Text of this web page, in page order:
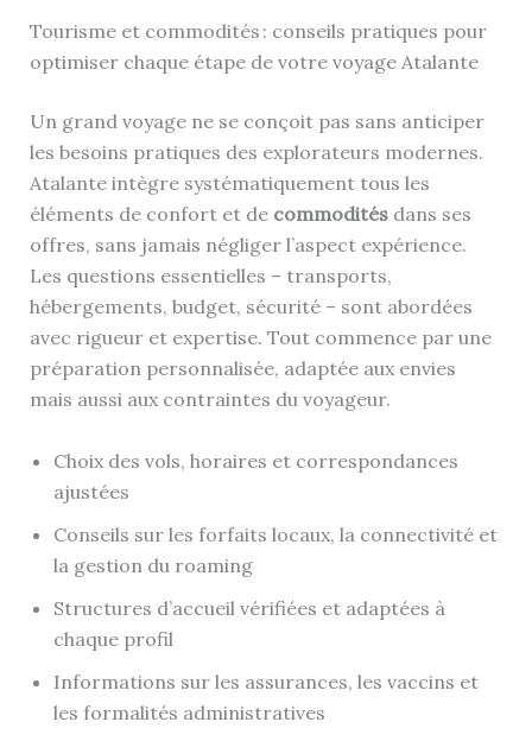
Tourisme et commodités : conseils pratiques pour
optimiser chaque étape de votre voyage Atalante
Un grand voyage ne se conçoit pas sans anticiper
les besoins pratiques des explorateurs modernes.
Atalante intègre systématiquement tous les
éléments de confort et de commoditésdans ses
offres, sans jamais négliger l’aspect expérience.
Les questions essentielles – transports,
hébergements, budget, sécurité – sont abordées
avec rigueur et expertise. Tout commence par une
préparation personnalisée, adaptée aux envies
mais aussi aux contraintes du voyageur.
Choix des vols, horaires et correspondances
ajustées
Conseils sur les forfaits locaux, la connectivité et
la gestion du roaming
Structures d’accueil vérifiées et adaptées à
chaque profil
Informations sur les assurances, les vaccins et
les formalités administratives